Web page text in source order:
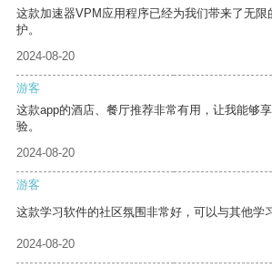
这款加速器VPM应用程序已经为我们带来了无限
护。
2024-08-20
游客
这款app的酒店、餐厅推荐非常有用，让我能够
验。
2024-08-20
游客
这款学习软件的社区氛围非常好，可以与其他学
2024-08-20